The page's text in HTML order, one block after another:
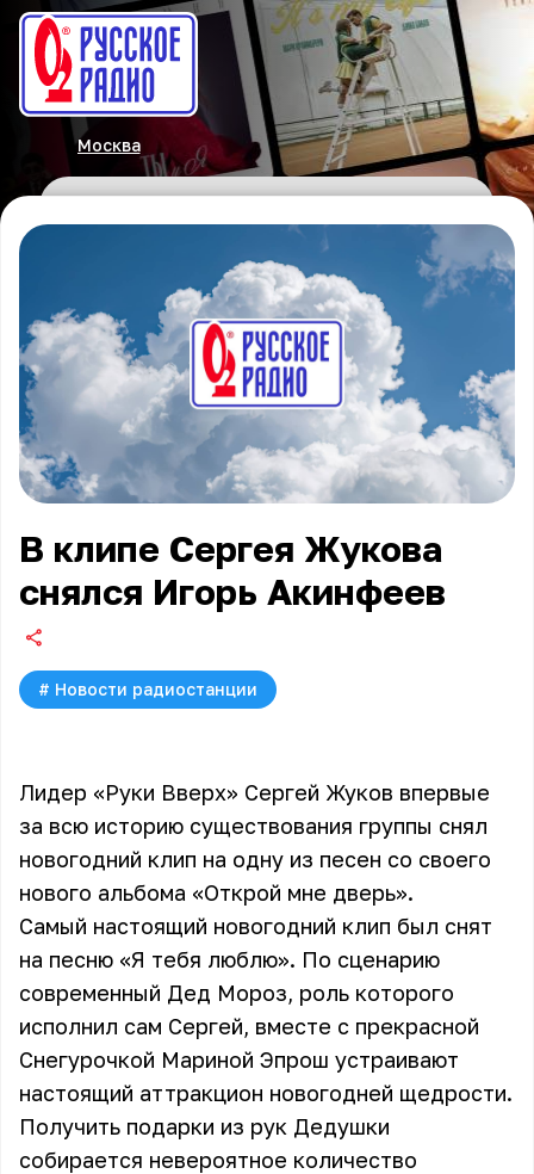
Москва
В клипе Сергея Жукова
снялся Игорь Акинфеев
# Новости радиостанции
Лидер «Руки Вверх» Сергей Жуков впервые
за всю историю существования группы снял
новогодний клип на одну из песен со своего
нового альбома «Открой мне дверь».
Самый настоящий новогодний клип был снят
на песню «Я тебя люблю». По сценарию
современный Дед Мороз, роль которого
исполнил сам Сергей, вместе с прекрасной
Снегурочкой Мариной Эпрош устраивают
настоящий аттракцион новогодней щедрости.
Получить подарки из рук Дедушки
собирается невероятное количество